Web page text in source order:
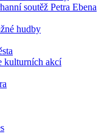
soutěž Petra Ebena
hudby
kulturních akcí